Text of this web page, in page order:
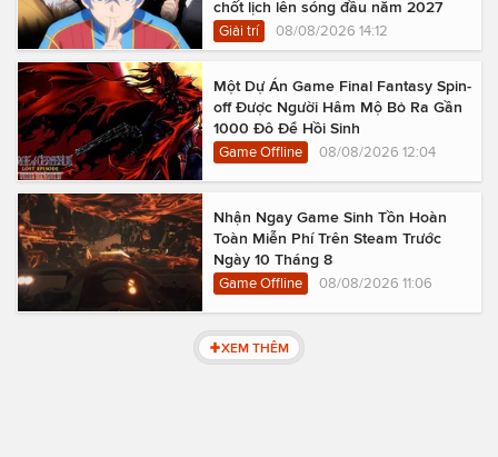
chốt lịch lên sóng đầu năm 2027
Giải trí 08/08/2026 14:12
Một Dự Án Game Final Fantasy Spin-
off Được Người Hâm Mộ Bỏ Ra Gần
1000 Đô Để Hồi Sinh
Game Offline 08/08/2026 12:04
Nhận Ngay Game Sinh Tồn Hoàn
Toàn Miễn Phí Trên Steam Trước
Ngày 10 Tháng 8
Game Offline 08/08/2026 11:06
XEM THÊM